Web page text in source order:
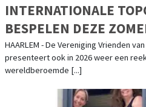
INTERNATIONALE
BESPELEN DEZE
MÜLLER-ORGEL IN
HAARLEM - De Vereniging Vrienden
presenteert ook in 2026 weer een
wereldberoemde [...]